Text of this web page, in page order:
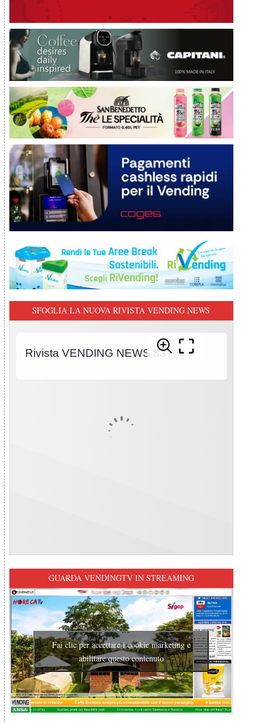
SFOGLIA LA NUOVA RIVISTA VENDING NEWS
GUARDA VENDINGTV IN STREAMING
Fai clic per accettare i cookie marketing e
abilitare questo contenuto